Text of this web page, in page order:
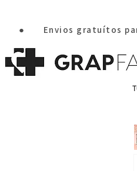
●       Envios